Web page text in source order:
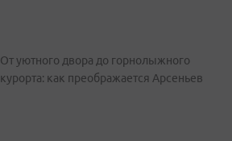
От уютного двора до горнолыжного
курорта: как преображается Арсеньев